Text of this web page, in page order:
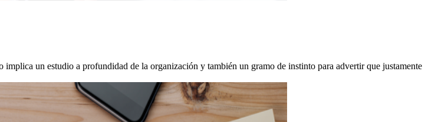
un estudio a profundidad de la organización y también un gramo de instinto para advertir que justamente